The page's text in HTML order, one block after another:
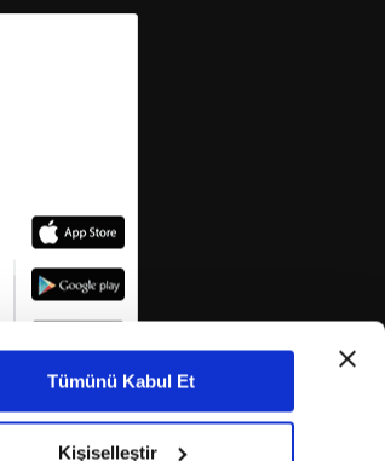
Tümünü Kabul Et
Kişiselleştir